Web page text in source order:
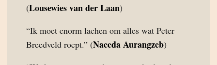
(Lousewies van der Laan)
“Ik moet enorm lachen om alles wat Peter
Breedveld roept.” (Naeeda Aurangzeb)